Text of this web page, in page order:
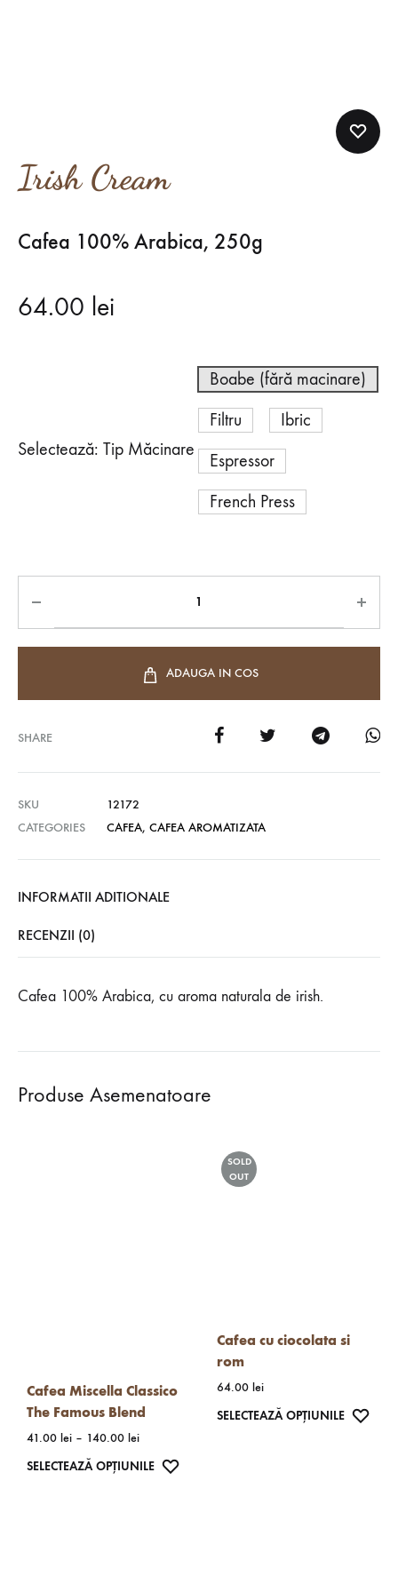
Irish Cream
Cafea 100% Arabica, 250g
64.00 lei
Selectează: Tip Măcinare
Boabe (fără macinare)
Filtru
Ibric
Espressor
French Press
ADAUGA IN COS
SHARE
SKU
12172
CATEGORIES
CAFEA, CAFEA AROMATIZATA
INFORMATII ADITIONALE
RECENZII (0)
Cafea 100% Arabica, cu aroma naturala de irish.
Produse Asemenatoare
Cafea Miscella Classico
The Famous Blend
41.00 lei – 140.00 leiInterval
prețuri:
SELECTEAZĂ OPȚIUNILEAcest
SOLD
OUT
Cafea cu ciocolata si
rom
64.00 lei
SELECTEAZĂ OPȚIUNILEAcest